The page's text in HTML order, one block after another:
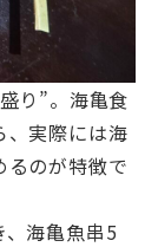
り”。海亀食
、実際には海
るのが特徴で
海亀魚串5